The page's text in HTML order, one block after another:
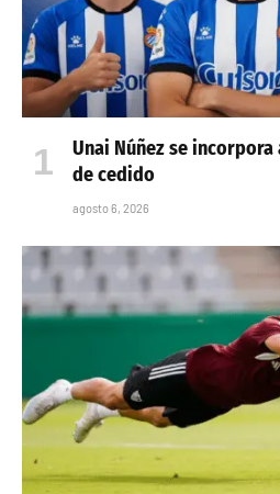
Unai Núñez se
de cedido
agosto 6, 2026